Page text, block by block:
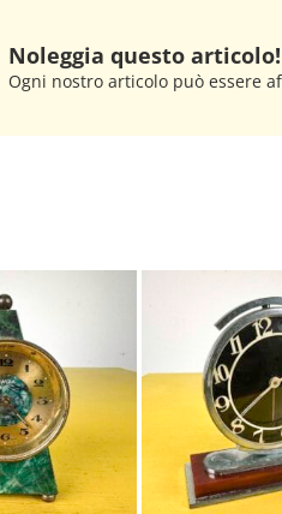
Noleggia questo articolo!
Ogni nostro articolo può essere